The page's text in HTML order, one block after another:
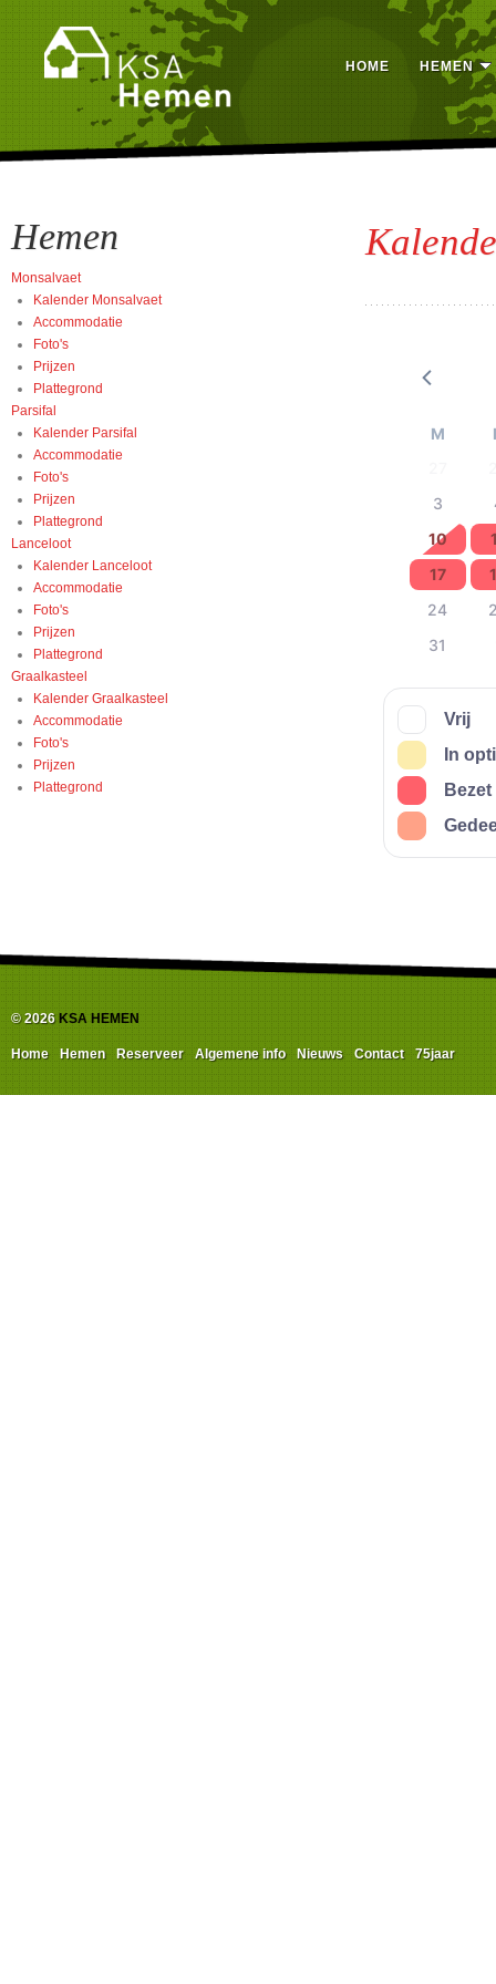
HOME HEMEN
Hemen
Monsalvaet
Kalender Monsalvaet
Accommodatie
Foto's
Prijzen
Plattegrond
Parsifal
Kalender Parsifal
Accommodatie
Foto's
Prijzen
Plattegrond
Lanceloot
Kalender Lanceloot
Accommodatie
Foto's
Prijzen
Plattegrond
Graalkasteel
Kalender Graalkasteel
Accommodatie
Foto's
Prijzen
Plattegrond
Home Hemen Reserveer Algemene info Nieuws Contact 75jaar
© 2026 KSA HEMEN